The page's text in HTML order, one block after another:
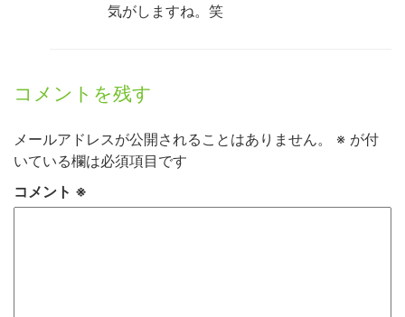
気がしますね。笑
コメントを残す
メールアドレスが公開されることはありません。 ※ が付
いている欄は必須項目です
コメント ※